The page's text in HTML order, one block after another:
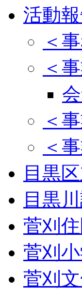
活動
＜
＜
＜
＜
目黒
目黒
菅刈
菅刈
菅刈